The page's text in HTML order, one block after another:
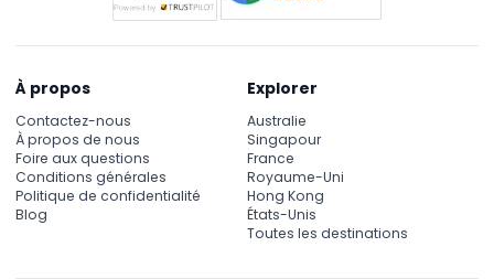
À propos
Contactez-nous
À propos de nous
Foire aux questions
Conditions générales
Politique de confidentialité
Blog
Explorer
Australie
Singapour
France
Royaume-Uni
Hong Kong
États-Unis
Toutes les destinations